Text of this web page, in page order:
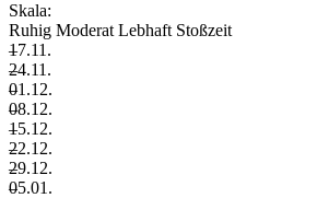
Skala:
Ruhig Moderat Lebhaft Stoßzeit
–
17.11.
–
24.11.
–
01.12.
–
08.12.
–
15.12.
–
22.12.
–
29.12.
–
05.01.